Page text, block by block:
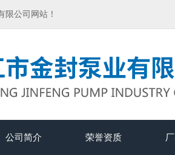
限公司网站！
公司简介 荣誉资质